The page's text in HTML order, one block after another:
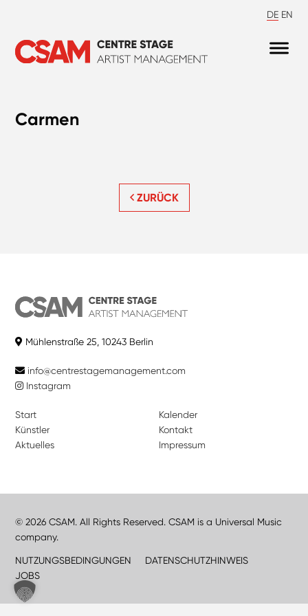
DE EN
Carmen
ZURÜCK
Mühlenstraße 25, 10243 Berlin
info@centrestagemanagement.com
Instagram
Start
Künstler
Aktuelles
Kalender
Kontakt
Impressum
© 2026 CSAM. All Rights Reserved. CSAM is a Universal Music
company.
NUTZUNGSBEDINGUNGEN
DATENSCHUTZHINWEIS
JOBS